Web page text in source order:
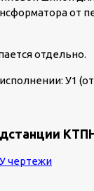
от
отдельно.
У1 (от